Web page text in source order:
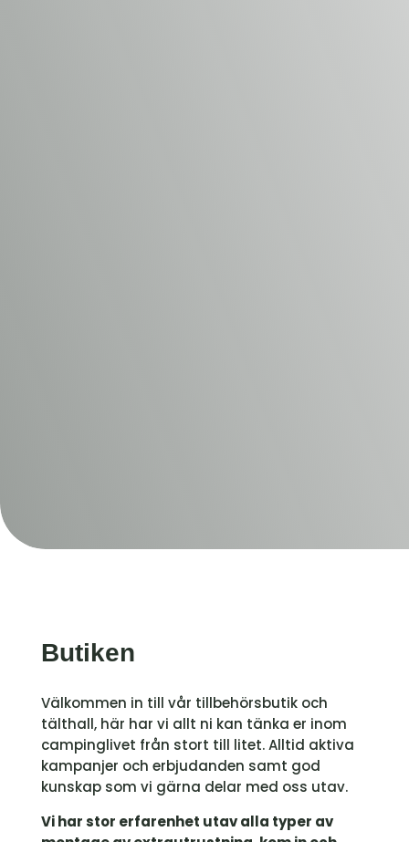
Butiken
Välkommen in till vår tillbehörsbutik och
tälthall, här har vi allt ni kan tänka er inom
campinglivet från stort till litet. Alltid aktiva
kampanjer och erbjudanden samt god
kunskap som vi gärna delar med oss utav.
Vi har stor erfarenhet utav alla typer av